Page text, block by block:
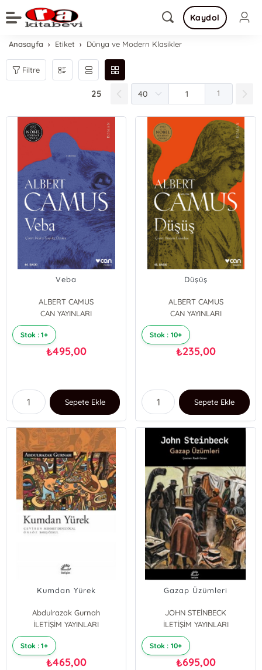
Kaydol
Anasayfa Etiket Dünya ve Modern Klasikler
Filtre
25 1
Veba
ALBERT CAMUS
CAN YAYINLARI
Stok : 1+
₺495,00
Sepete Ekle
Düşüş
ALBERT CAMUS
CAN YAYINLARI
Stok : 10+
₺235,00
Sepete Ekle
Kumdan Yürek
Abdulrazak Gurnah
İLETİŞİM YAYINLARI
Stok : 1+
₺465,00
Gazap Üzümleri
JOHN STEİNBECK
İLETİŞİM YAYINLARI
Stok : 10+
₺695,00